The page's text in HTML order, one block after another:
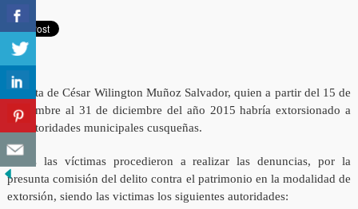
Se trata de César Wilington Muñoz Salvador, quien a partir del 15 de
noviembre al 31 de diciembre del año 2015 habría extorsionado a
15 autoridades municipales cusqueñas.
Todas las víctimas procedieron a realizar las denuncias, por la
presunta comisión del delito contra el patrimonio en la modalidad de
extorsión, siendo las victimas los siguientes autoridades: